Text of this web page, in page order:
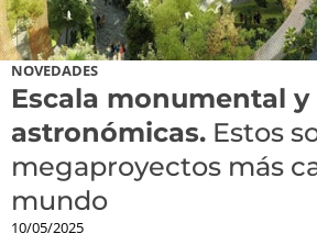
NOVEDADES
Escala monumental y
astronómicas. Estos
megaproyectos más
mundo
10/05/2025